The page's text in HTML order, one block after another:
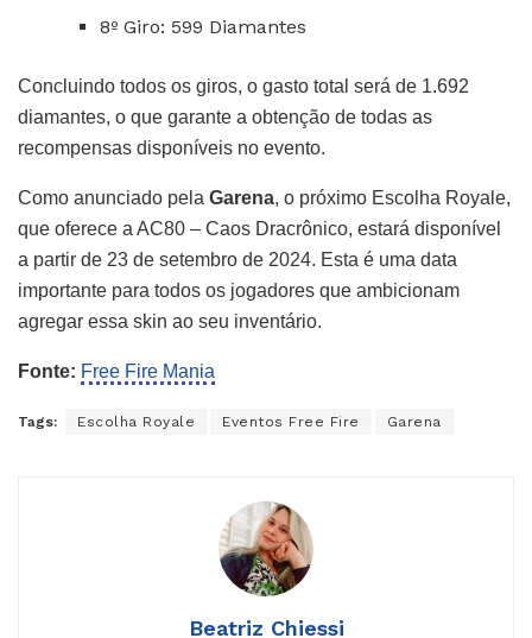
8º Giro: 599 Diamantes
Concluindo todos os giros, o gasto total será de 1.692
diamantes, o que garante a obtenção de todas as
recompensas disponíveis no evento.
Como anunciado pela Garena, o próximo Escolha Royale,
que oferece a AC80 – Caos Dracrônico, estará disponível
a partir de 23 de setembro de 2024. Esta é uma data
importante para todos os jogadores que ambicionam
agregar essa skin ao seu inventário.
Fonte: Free Fire Mania
Tags: Escolha Royale Eventos Free Fire Garena
Beatriz Chiessi